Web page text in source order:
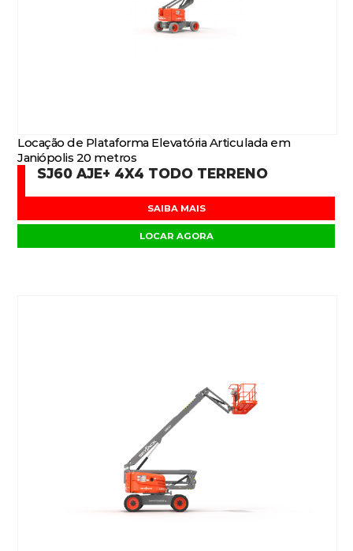
Locação de Plataforma Elevatória Articulada em
Janiópolis 20 metros
SJ60 AJE+ 4X4 TODO TERRENO
SAIBA MAIS
LOCAR AGORA